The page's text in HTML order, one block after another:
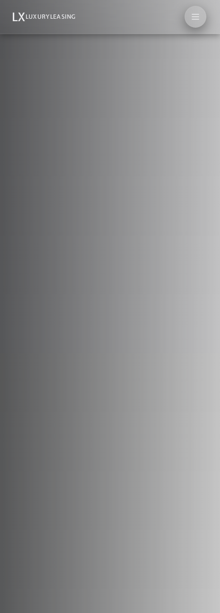
LXLUXURYLEASING